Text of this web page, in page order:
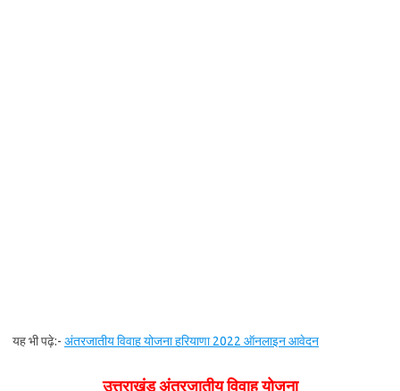
यह भी पढ़े:- अंतरजातीय विवाह योजना हरियाणा 2022 ऑनलाइन आवेदन
उत्तराखंड अंतरजातीय विवाह योजना